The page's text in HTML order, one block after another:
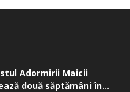
Adormirii Maicii
două săptămâni în...